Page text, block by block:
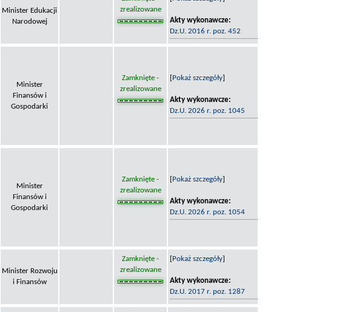
Minister Edukacji
Narodowej
zrealizowane
Akty wykonawcze:
Dz.U. 2016 r. poz. 452
Minister
Finansów i
Gospodarki
Zamknięte -
zrealizowane
Pokaż szczegóły
Akty wykonawcze:
Dz.U. 2026 r. poz. 1045
Minister
Finansów i
Gospodarki
Zamknięte -
zrealizowane
Pokaż szczegóły
Akty wykonawcze:
Dz.U. 2026 r. poz. 1054
Minister Rozwoju
i Finansów
Zamknięte -
zrealizowane
Pokaż szczegóły
Akty wykonawcze:
Dz.U. 2017 r. poz. 1287